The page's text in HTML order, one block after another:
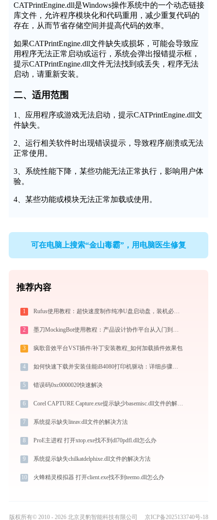
CATPrintEngine.dll是Windows操作系统中的一个动态链接
库文件，允许程序模块化和代码重用，减少重复代码的
存在，从而节省存储空间并提高代码的效率。
如果CATPrintEngine.dll文件缺失或损坏，可能会导致应
用程序无法正常启动或运行，系统会弹出报错提示框，
提示CATPrintEngine.dll文件无法找到或丢失，程序无法
启动，请重新安装。
二、适用范围
1、应用程序或游戏无法启动，提示CATPrintEngine.dll文
件缺失。
2、运行相关软件时出现错误提示，导致程序崩溃或无法
正常使用。
3、系统性能下降，某些功能无法正常执行，影响用户体
验。
4、某些功能或模块无法正常加载或使用。
可在电脑上搜索“金山毒霸”，用电脑医生修复
推荐内容
1 Rufus使用教程：超快速度制作纯净U盘启动盘，装机必备免费工具
2 墨刀MockingBot使用教程：产品设计协作平台从入门到精通
3 疯歌音效平台VST插件/补丁安装教程_如何加载插件效果包
4 如何快速下载并安装佳能iB4080打印机驱动：详细步骤解析
5 错误码0xc0000020快速解决
6 Corel CAPTURE Capture.exe提示缺少basemisc.dll文件的解决办法
7 系统提示缺失liteav.dll文件的解决方法
8 ProE主进程 打开xtop.exe找不到dl70pdfl.dll怎么办
9 系统提示缺失chilkatdelphixe.dll文件的解决方法
10 火蜂精灵模拟器 打开client.exe找不到teemo.dll怎么办
版权所有© 2010 - 2026 北京灵豹智能科技有限公司 京ICP备2025133740号-18